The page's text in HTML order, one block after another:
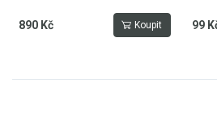
890 Kč Koupit 99